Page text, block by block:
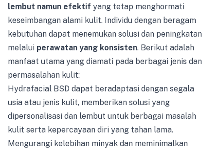
lembut namun efektif yang tetap menghormati
keseimbangan alami kulit. Individu dengan beragam
kebutuhan dapat menemukan solusi dan peningkatan
melalui perawatan yang konsisten. Berikut adalah
manfaat utama yang diamati pada berbagai jenis dan
permasalahan kulit:
Hydrafacial BSD dapat beradaptasi dengan segala
usia atau jenis kulit, memberikan solusi yang
dipersonalisasi dan lembut untuk berbagai masalah
kulit serta kepercayaan diri yang tahan lama.
Mengurangi kelebihan minyak dan meminimalkan